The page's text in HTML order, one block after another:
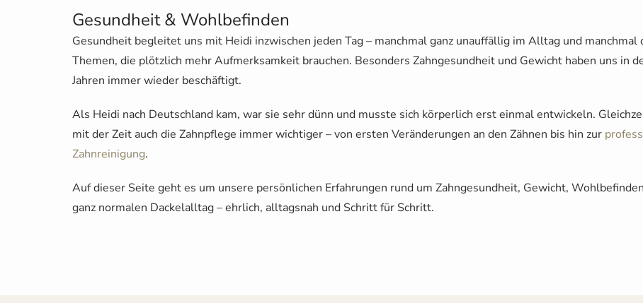
Gesundheit & Wohlbefinden
Gesundheit begleitet uns mit Heidi inzwischen jeden Tag – manchmal ganz unauffällig im Alltag und manchmal
Themen, die plötzlich mehr Aufmerksamkeit brauchen. Besonders Zahngesundheit und Gewicht haben uns in
Jahren immer wieder beschäftigt.
Als Heidi nach Deutschland kam, war sie sehr dünn und musste sich körperlich erst einmal entwickeln.
mit der Zeit auch die Zahnpflege immer wichtiger – von ersten Veränderungen an den Zähnen bis hin zur
Zahnreinigung.
Auf dieser Seite geht es um unsere persönlichen Erfahrungen rund um Zahngesundheit, Gewicht,
ganz normalen Dackelalltag – ehrlich, alltagsnah und Schritt für Schritt.